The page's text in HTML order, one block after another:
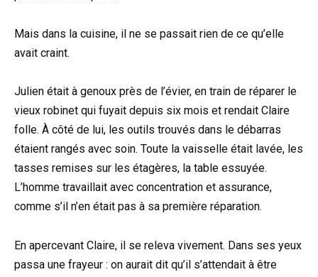
Mais dans la cuisine, il ne se passait rien de ce qu’elle
avait craint.
Julien était à genoux près de l’évier, en train de réparer le
vieux robinet qui fuyait depuis six mois et rendait Claire
folle. À côté de lui, les outils trouvés dans le débarras
étaient rangés avec soin. Toute la vaisselle était lavée, les
tasses remises sur les étagères, la table essuyée.
L’homme travaillait avec concentration et assurance,
comme s’il n’en était pas à sa première réparation.
En apercevant Claire, il se releva vivement. Dans ses yeux
passa une frayeur : on aurait dit qu’il s’attendait à être